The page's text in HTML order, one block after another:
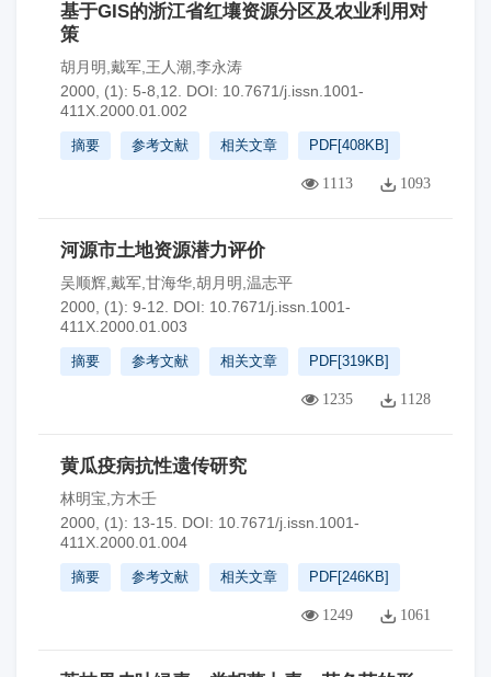
基于GIS的浙江省红壤资源分区及农业利用对
策
胡月明,戴军,王人潮,李永涛
2000, (1): 5-8,12.
DOI: 10.7671/j.issn.1001-
411X.2000.01.002
摘要 参考文献 相关文章 PDF[408KB]
1113 1093
河源市土地资源潜力评价
吴顺辉,戴军,甘海华,胡月明,温志平
2000, (1): 9-12.
DOI: 10.7671/j.issn.1001-
411X.2000.01.003
摘要 参考文献 相关文章 PDF[319KB]
1235 1128
黄瓜疫病抗性遗传研究
林明宝,方木壬
2000, (1): 13-15.
DOI: 10.7671/j.issn.1001-
411X.2000.01.004
摘要 参考文献 相关文章 PDF[246KB]
1249 1061